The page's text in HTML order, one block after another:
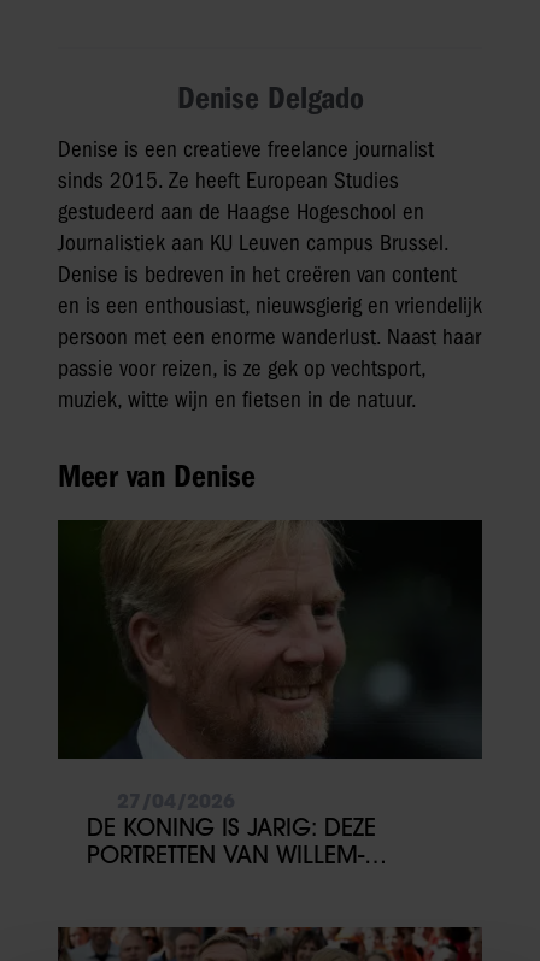
Denise Delgado
Denise is een creatieve freelance journalist
sinds 2015. Ze heeft European Studies
gestudeerd aan de Haagse Hogeschool en
Journalistiek aan KU Leuven campus Brussel.
Denise is bedreven in het creëren van content
en is een enthousiast, nieuwsgierig en vriendelijk
persoon met een enorme wanderlust. Naast haar
passie voor reizen, is ze gek op vechtsport,
muziek, witte wijn en fietsen in de natuur.
Meer van Denise
DE KONING IS JARIG: DEZE
PORTRETTEN VAN WILLEM-